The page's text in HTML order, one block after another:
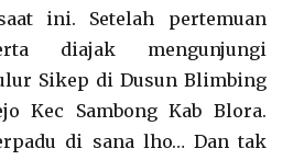
ini. Setelah pertemuan
diajak mengunjungi
Sikep di Dusun Blimbing
Kec Sambong Kab Blora.
di sana lho… Dan tak